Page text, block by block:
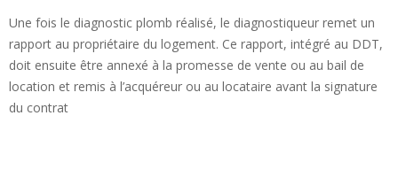
Une fois le diagnostic plomb réalisé, le diagnostiqueur remet un
rapport au propriétaire du logement. Ce rapport, intégré au DDT,
doit ensuite être annexé à la promesse de vente ou au bail de
location et remis à l’acquéreur ou au locataire avant la signature
du contrat